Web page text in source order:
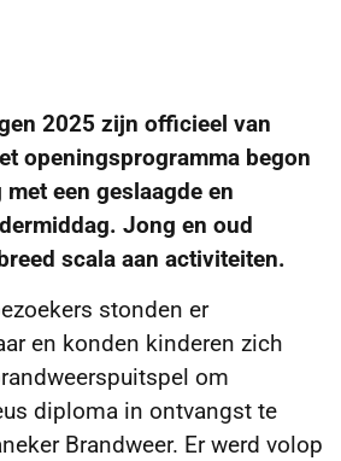
2025 zijn officieel van
openingsprogramma begon
een geslaagde en
Jong en oud
scala aan activiteiten.
stonden er
en konden kinderen zich
om
diploma in ontvangst te
Brandweer. Er werd volop